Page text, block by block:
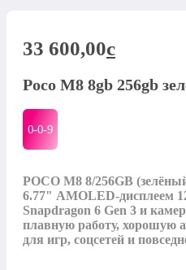
33 600,00c
Poco M8 8gb 256gb
0-0-9
POCO M8 8/256GB
6.77" AMOLED-дисплеем
Snapdragon 6 Gen 3 и
плавную работу, хорошую
для игр, соцсетей и